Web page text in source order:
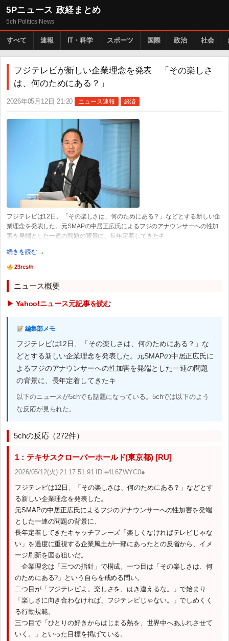
5Pニュース 政経まとめ
5ch Politics News
すべて 速報 IT・科学 スポーツ 国際 政治 社会
フジテレビが新しい企業理念を発表 「その楽しさ
は、何のためにある？」
2026年05月12日 21:20 ニュース速報 経済
フジテレビは12日、「その楽しさは、何のためにある？」などとする新しい企
業理念を発表した。元SMAPの中居正広氏によるフジのアナウンサーへの性加
害を発端とした一連の問題の背景に、長年定着してきたキ
続きを読む →
23res/h
ニュース概要
▶ Yahoo!ニュース元記事を読む
編集部メモ
フジテレビは12日、「その楽しさは、何のためにある？」な
どとする新しい企業理念を発表した。元SMAPの中居正広氏に
よるフジのアナウンサーへの性加害を発端とした一連の問題
の背景に、長年定着してきたキ
以下のニュースが5chでも話題になっている。5chでは以下のよう
な反応が見られた。
5chの反応（272件）
1：テキサスクローバーホールド(東京都) [RU]
2026/05/12(火) 21:17:51.91 ID:e4L6ZWYC0●
フジテレビは12日、「その楽しさは、何のためにある？」などとす
る新しい企業理念を発表した。
元SMAPの中居正広氏によるフジのアナウンサーへの性加害を発端
とした一連の問題の背景に、
長年定着してきたキャッチフレーズ「楽しくなければテレビじゃな
い」を過度に重視する企業風土が一部にあったとの反省から、イメ
ージ刷新を図る狙いだ。
企業理念は「三つの指針」で構成。一つ目は「その楽しさは、何
のためにある?」という自らを戒める問い。
二つ目が「フジテレビよ。楽しさを、はき違えるな。」で始まり
「楽しさに向き合わなければ、フジテレビじゃない。」でしめくく
る行動規範。
三つ目で「ひとりの好きからはじまる熱を、世界中へあふれさせて
いく。」といった目標を掲げている。